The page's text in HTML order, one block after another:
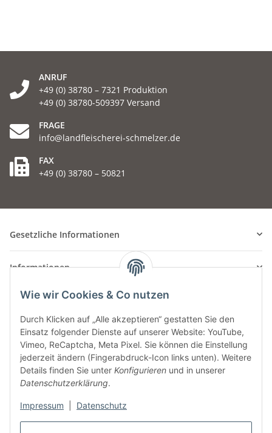
Wie wir Cookies & Co nutzen
Durch Klicken auf „Alle akzeptieren“ gestatten Sie den
Einsatz folgender Dienste auf unserer Website: YouTube,
Vimeo, ReCaptcha, Meta Pixel. Sie können die Einstellung
jederzeit ändern (Fingerabdruck-Icon links unten). Weitere
Details finden Sie unter Konfigurieren und in unserer
Datenschutzerklärung.
Impressum Datenschutz
ANRUF
+49 (0) 38780 – 7321 Produktion
+49 (0) 38780-509397 Versand
FRAGE
info@landfleischerei-schmelzer.de
FAX
+49 (0) 38780 – 50821
Gesetzliche Informationen
Informationen